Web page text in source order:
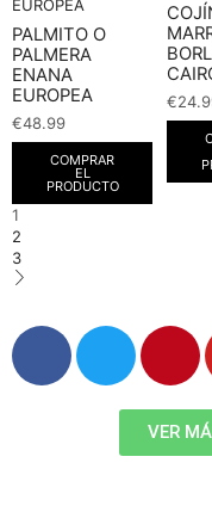
PALMITO O
PALMERA
ENANA
EUROPEA
€48.99
COMPRAR
EL
PRODUCTO
€
1
2
3
VER